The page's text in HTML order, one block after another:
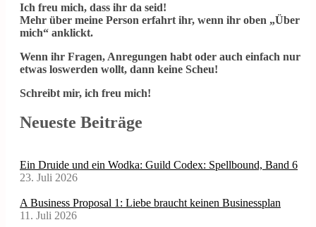
Ich freu mich, dass ihr da seid!
Mehr über meine Person erfahrt ihr, wenn ihr oben „Über
mich“ anklickt.
Wenn ihr Fragen, Anregungen habt oder auch einfach nur
etwas loswerden wollt, dann keine Scheu!
Schreibt mir, ich freu mich!
Neueste Beiträge
Ein Druide und ein Wodka: Guild Codex: Spellbound, Band 6
23. Juli 2026
A Business Proposal 1: Liebe braucht keinen Businessplan
11. Juli 2026